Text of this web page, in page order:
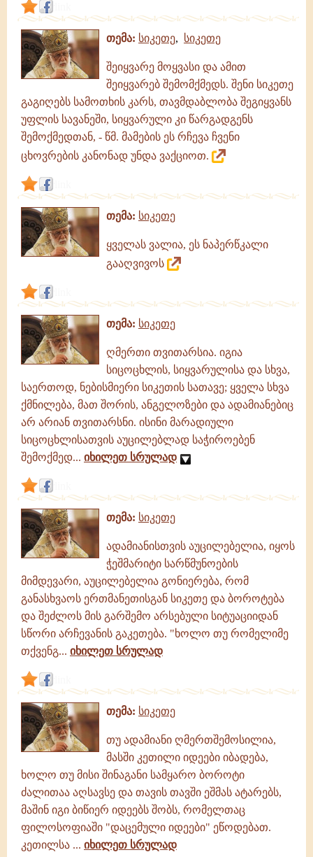
თემა: სიკეთე, სიკეთე
შეიყვარე მოყვასი და ამით
შეიყვარებ შემომქმედს. შენი სიკეთე
გაგიღებს სამოთხის კარს, თავმდაბლობა შეგიყვანს
უფლის სავანეში, სიყვარული კი წარგადგენს
შემოქმედთან, - წმ. მამების ეს რჩევა ჩვენი
ცხოვრების კანონად უნდა ვაქციოთ.
თემა: სიკეთე
ყველას ვალია, ეს ნაპერწკალი
გააღვივოს
თემა: სიკეთე
ღმერთი თვითარსია. იგია
სიცოცხლის, სიყვარულისა და სხვა,
საერთოდ, ნებისმიერი სიკეთის სათავე; ყველა სხვა
ქმნილება, მათ შორის, ანგელოზები და ადამიანებიც
არ არიან თვითარსნი. ისინი მარადიული
სიცოცხლისათვის აუცილებლად საჭიროებენ
შემოქმედ... იხილეთ სრულად
თემა: სიკეთე
ადამიანისთვის აუცილებელია, იყოს
ჭეშმარიტი სარწმუნოების
მიმდევარი, აუცილებელია გონიერება, რომ
განასხვაოს ერთმანეთისგან სიკეთე და ბოროტება
და შეძლოს მის გარშემო არსებული სიტუაციიდან
სწორი არჩევანის გაკეთება. "ხოლო თუ რომელიმე
თქვენგ... იხილეთ სრულად
თემა: სიკეთე
თუ ადამიანი ღმერთშემოსილია,
მასში კეთილი იდეები იბადება,
ხოლო თუ მისი შინაგანი სამყარო ბოროტი
ძალითაა აღსავსე და თავის თავში ეშმას ატარებს,
მაშინ იგი ბიწიერ იდეებს შობს, რომელთაც
ფილოსოფიაში "დაცემული იდეები" ეწოდებათ.
კეთილსა ... იხილეთ სრულად